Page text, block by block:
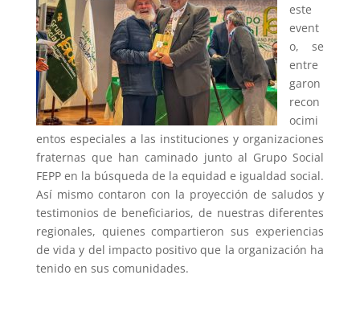
este
event
o, se
entre
garon
recon
ocimi
entos especiales a las instituciones y organizaciones
fraternas que han caminado junto al Grupo Social
FEPP en la búsqueda de la equidad e igualdad social.
Así mismo contaron con la proyección de saludos y
testimonios de beneficiarios, de nuestras diferentes
regionales, quienes compartieron sus experiencias
de vida y del impacto positivo que la organización ha
tenido en sus comunidades.